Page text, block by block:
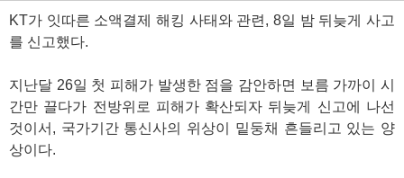
문
KT가 잇따른 소액결제 해킹 사태와 관련, 8일 밤 뒤늦게 사고
를 신고했다.
지난달 26일 첫 피해가 발생한 점을 감안하면 보름 가까이 시
간만 끌다가 전방위로 피해가 확산되자 뒤늦게 신고에 나선
것이서, 국가기간 통신사의 위상이 밑둥채 흔들리고 있는 양
상이다.